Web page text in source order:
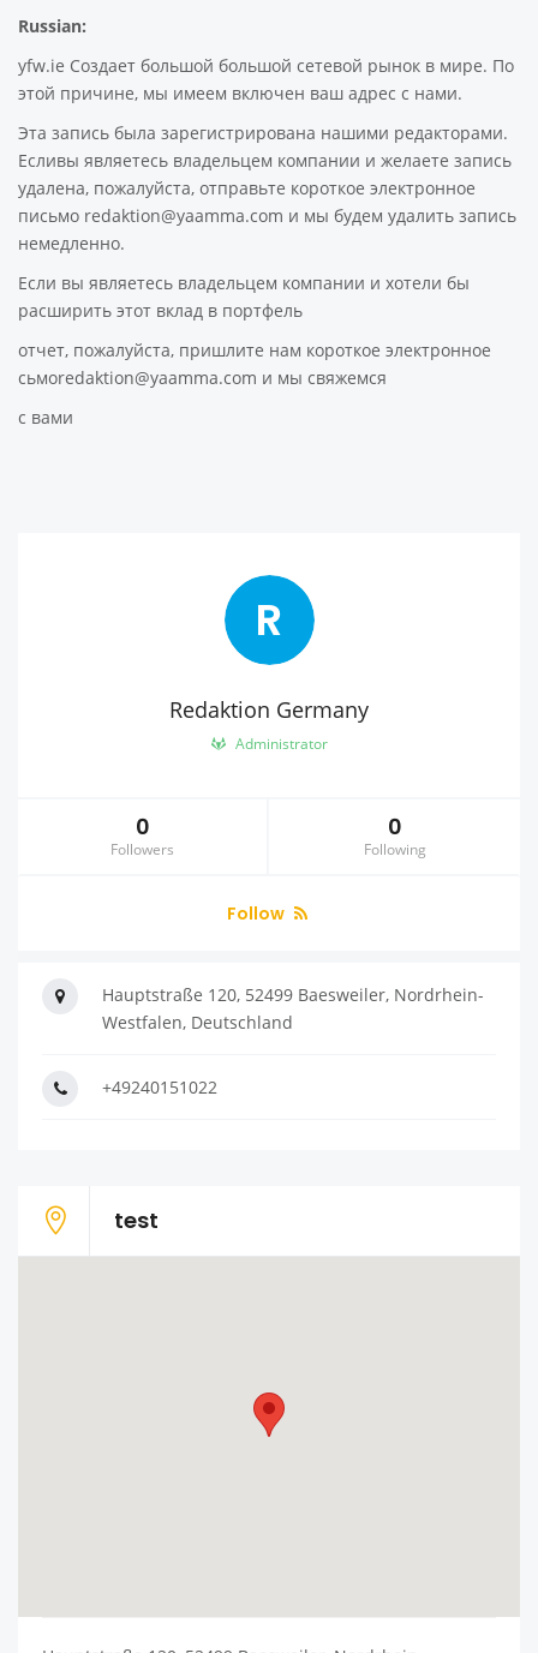
Russian:
yfw.ie Создает большой большой сетевой рынок в мире. По
этой причине, мы имеем включен ваш адрес с нами.
Эта запись была зарегистрирована нашими редакторами.
Есливы являетесь владельцем компании и желаете запись
удалена, пожалуйста, отправьте короткое электронное
письмо redaktion@yaamma.com и мы будем удалить запись
немедленно.
Если вы являетесь владельцем компании и хотели бы
расширить этот вклад в портфель
отчет, пожалуйста, пришлите нам короткое электронное
сьмоredaktion@yaamma.com и мы свяжемся
с вами
R
Redaktion Germany
Administrator
0
Followers
0
Following
Follow
Hauptstraße 120, 52499 Baesweiler, Nordrhein-
Westfalen, Deutschland
+49240151022
test